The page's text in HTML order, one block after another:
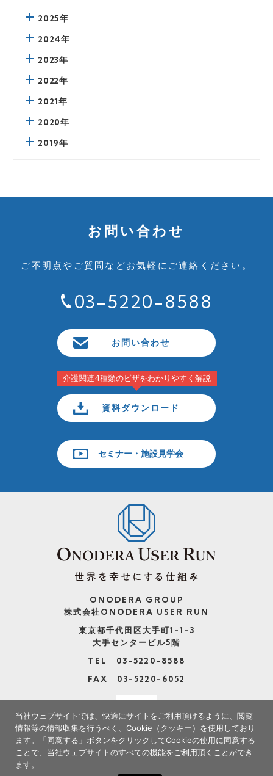
2025年
2024年
2023年
2022年
2021年
2020年
2019年
お問い合わせ
ご不明点やご質問などお気軽にご連絡ください。
03-5220-8588
お問い合わせ
介護関連4種類のビザをわかりやすく解説
資料ダウンロード
セミナー・施設見学会
ONODERA GROUP
株式会社ONODERA USER RUN
東京都千代田区大手町1-1-3
大手センタービル5階
TEL 03-5220-8588
FAX 03-5220-6052
当社ウェブサイトでは、快適にサイトをご利用頂けるように、閲覧
情報等の情報収集を行うべく、Cookie（クッキー）を使用しており
ます。
「同意する」ボタンをクリックしてCookieの使用に同意する
ことで、当社ウェブサイトのすべての機能をご利用頂くことができ
ます。